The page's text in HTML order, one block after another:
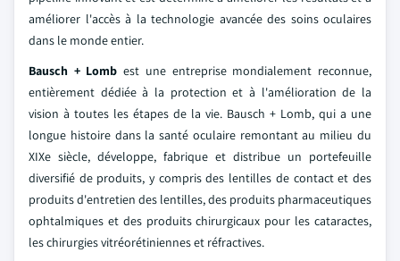
améliorer l'accès à la technologie avancée des soins oculaires
dans le monde entier.
Bausch + Lomb est une entreprise mondialement reconnue,
entièrement dédiée à la protection et à l'amélioration de la
vision à toutes les étapes de la vie. Bausch + Lomb, qui a une
longue histoire dans la santé oculaire remontant au milieu du
XIXe siècle, développe, fabrique et distribue un portefeuille
diversifié de produits, y compris des lentilles de contact et des
produits d'entretien des lentilles, des produits pharmaceutiques
ophtalmiques et des produits chirurgicaux pour les cataractes,
les chirurgies vitréorétiniennes et réfractives.